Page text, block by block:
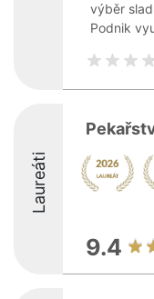
výběr
Podnik
Laureáti
9.4